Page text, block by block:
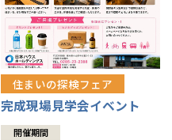
住まいの探検フェア
完成現場見学会イベント
開催期間